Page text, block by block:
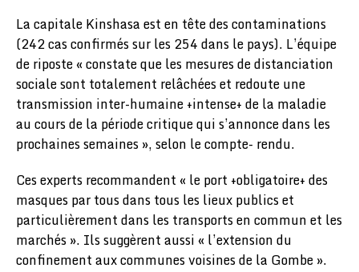
La capitale Kinshasa est en tête des contaminations
(242 cas confirmés sur les 254 dans le pays). L’équipe
de riposte « constate que les mesures de distanciation
sociale sont totalement relâchées et redoute une
transmission inter-humaine +intense+ de la maladie
au cours de la période critique qui s’annonce dans les
prochaines semaines », selon le compte- rendu.
Ces experts recommandent « le port +obligatoire+ des
masques par tous dans tous les lieux publics et
particulièrement dans les transports en commun et les
marchés ». Ils suggèrent aussi « l’extension du
confinement aux communes voisines de la Gombe ».